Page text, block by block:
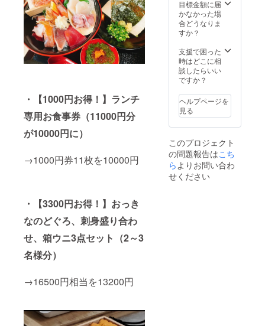
・【1000円お得！】ランチ
専用お食事券（11000円分
が10000円に）
→1000円券11枚を10000円
・【3300円お得！】おっき
なのどぐろ、刺身盛り合わ
せ、箱ウニ3点セット（2～3
名様分）
→16500円相当を13200円
の消
化）と
させて
す。
・
コース
利用券
期限：
12月1日
から
2022年
11月29
日まで
来店日
から前
日の18
（使用
予定
だった
利用券
化）と
させて
いただ
きま
・
コース
利用券
の有効
さい。
・ご
予約の
つきま
して
は、ご
来店日
日の18
時以降
は100%
（使用
だった
利用券
の消
化）と
させて
の使い
きりに
なりま
釣りは
ご容赦
いただ
いてお
す。金
額以上
のお支
払いの
利用く
ださ
い。
【注意
事項】
目標金額に届
かなかった場
合どうなりま
すか？
支援で困った
時はどこに相
談したらいい
ですか？
ヘルプページを
見る
このプロジェクト
の問題報告はこち
ら よりお問い合わ
せください